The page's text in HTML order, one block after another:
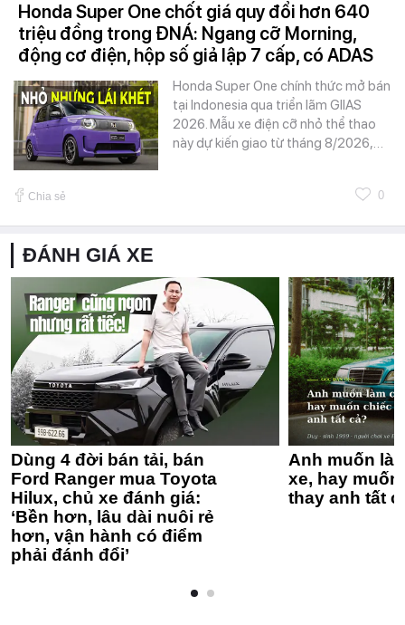
Honda Super One chốt giá quy đổi hơn 640
triệu đồng trong ĐNÁ: Ngang cỡ Morning,
động cơ điện, hộp số giả lập 7 cấp, có ADAS
Honda Super One chính thức mở bán
tại Indonesia qua triển lãm GIIAS
2026. Mẫu xe điện cỡ nhỏ thể thao
này dự kiến giao từ tháng 8/2026,…
Chia sẻ 0
ĐÁNH GIÁ XE
Dùng 4 đời bán tải, bán
Ford Ranger mua Toyota
Hilux, chủ xe đánh giá:
‘Bền hơn, lâu dài nuôi rẻ
hơn, vận hành có điểm
phải đánh đổi’
Anh muốn
xe, hay
thay anh tất